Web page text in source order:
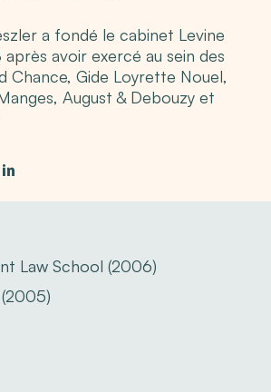
a fondé le cabinet Levine
après avoir exercé au sein des
Chance, Gide Loyrette Nouel,
August & Debouzy et
Law School (2006)